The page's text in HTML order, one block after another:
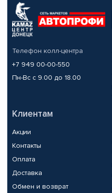
Телефон колл-центра
+7 949 00-00-550
Пн-Вс с 9.00 до 18.00
Клиентам
Акции
Контакты
Оплата
Доставка
Обмен и возврат